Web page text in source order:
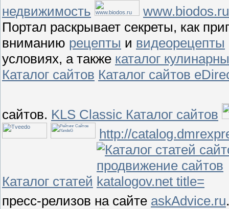
недвижимость
www.biodos.ru
Портал раскрывает секреты, как
вниманию рецепты и видеорецепты
условиях, а также каталог
Каталог сайтов Каталог сайтов
сайтов. KLS Classic Каталог сайтов
http://
Каталог статей
пресс-релизов на сайте askAdvice.ru